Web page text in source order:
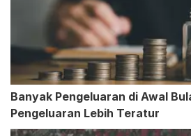
Banyak Pengeluaran di Awal
Pengeluaran Lebih Teratur